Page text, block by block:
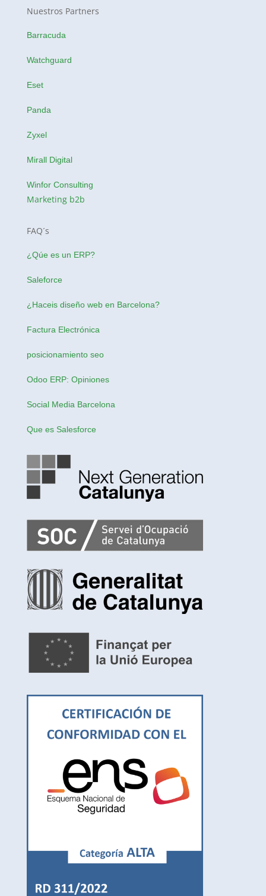
Nuestros Partners
Barracuda
Watchguard
Eset
Panda
Zyxel
Mirall Digital
Winfor Consulting
Marketing b2b
FAQ´s
¿Qúe es un ERP?
Saleforce
¿Haceis diseño web en Barcelona?
Factura Electrónica
posicionamiento seo
Odoo ERP: Opiniones
Social Media Barcelona
Que es Salesforce